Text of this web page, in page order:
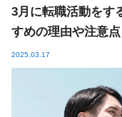
3月に転職活動をす
すめの理由や注意
2025.03.17